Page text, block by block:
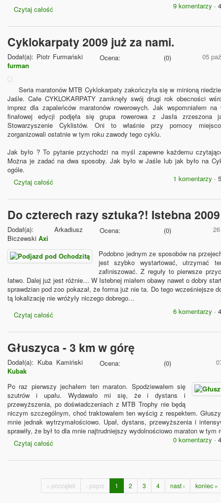
Czytaj całość 9 komentarzy ·
Cyklokarpaty 2009 już za nami.
Dodał(a): Piotr Furmański
furman
Ocena: (0) 05
Seria maratonów MTB Cyklokarpaty zakończyła się w minioną
Jaśle. Całe CYKLOKARPATY zamknęły swój drugi rok obecności
imprez dla zapaleńców maratonów rowerowych. Jak wspomniałem na
finałowej edycji podjęła się grupa rowerowa z Jasła zrzeszona
Stowarzyszenie Cyklistów. Oni to właśnie przy pomocy
zorganizowali ostatnie w tym roku zawody tego cyklu.
Jak było ? To pytanie przychodzi na myśl zapewne każdemu
Można je zadać na dwa sposoby. Jak było w Jaśle lub jak było na
ogóle.
Czytaj całość
1 komentarzy ·
Do czterech razy sztuka?! Istebna 2009
Dodał(a): Arkadiusz
Biczewski Axi
Ocena: (0)
Podobno jednym ze sposobów na
jest szybko wystartować, utrzymać
zafiniszować. Z reguły to pierwsze
łatwo. Dalej już jest różnie… W Istebnej miałem obawy nawet o dobry
sprawdzian pod zoo pokazał, że forma już nie ta. Do tego wcześniejsze
tą lokalizację nie wróżyły niczego dobrego…
Czytaj całość
6 komentarzy ·
Głuszyca - 3 km w górę
Dodał(a): Kuba Kamiński
Kubak
Ocena: (0)
Po raz pierwszy jechałem ten maraton. Spodziewałem się
szutrów i upału. Wydawało mi się, że i dystans i
przewyższenia, po doświadczeniach z MTB Trophy nie będą
niczym szczególnym, choć traktowałem ten wyścig z respektem.
mnie jednak wytrzymałościowo. Upał, dystans, przewyższenia i
sprawiły, że był to dla mnie najtrudniejszy wydolnościowo maraton w tym
Czytaj całość
0 komentarzy ·
« początek ‹ poprz 1 2 3 4 nast › koniec »